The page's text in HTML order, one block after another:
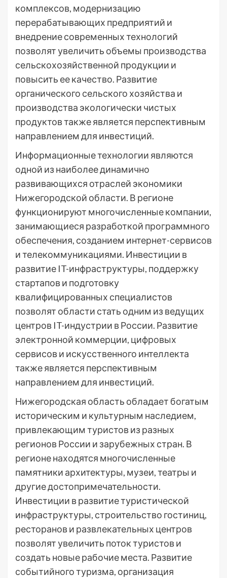
комплексов, модернизацию
перерабатывающих предприятий и
внедрение современных технологий
позволят увеличить объемы производства
сельскохозяйственной продукции и
повысить ее качество. Развитие
органического сельского хозяйства и
производства экологически чистых
продуктов также является перспективным
направлением для инвестиций.
Информационные технологии являются
одной из наиболее динамично
развивающихся отраслей экономики
Нижегородской области. В регионе
функционируют многочисленные компании,
занимающиеся разработкой программного
обеспечения, созданием интернет-сервисов
и телекоммуникациями. Инвестиции в
развитие IT-инфраструктуры, поддержку
стартапов и подготовку
квалифицированных специалистов
позволят области стать одним из ведущих
центров IT-индустрии в России. Развитие
электронной коммерции, цифровых
сервисов и искусственного интеллекта
также является перспективным
направлением для инвестиций.
Нижегородская область обладает богатым
историческим и культурным наследием,
привлекающим туристов из разных
регионов России и зарубежных стран. В
регионе находятся многочисленные
памятники архитектуры, музеи, театры и
другие достопримечательности.
Инвестиции в развитие туристической
инфраструктуры, строительство гостиниц,
ресторанов и развлекательных центров
позволят увеличить поток туристов и
создать новые рабочие места. Развитие
событийного туризма, организация